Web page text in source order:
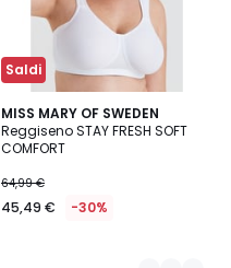
Saldi
MISS MARY OF SWEDEN
Reggiseno STAY FRESH SOFT
COMFORT
64,99 €
45,49 € -30%
3
Colori